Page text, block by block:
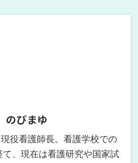
のぴまゆ
役看護師長。看護学校での
、現在は看護研究や国家試